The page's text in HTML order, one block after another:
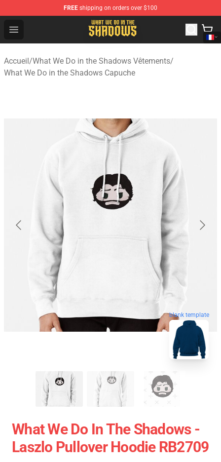
FREE shipping on orders over $100
Open menu
What We Do in the Shadows Shop - Official What We
Accueil/What We Do in the Shadows Vêtements/
What We Do in the Shadows Capuche
blank template
What We Do In The Shadows -
Laszlo Pullover Hoodie RB2709